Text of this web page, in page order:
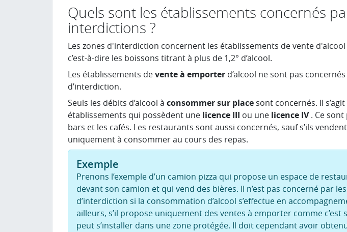
Quels sont les établissements concernés
interdictions ?
Les zones d'interdiction concernent les établissements de vente
c’est-à-dire les boissons titrant à plus de 1,2° d’alcool.
Les établissements devente à emporter d’alcool ne sont pas
d’interdiction.
Seuls les débits d’alcool à consommer sur place sont concernés. Il
établissements qui possèdent une licence III ou une licence IV . Ce
bars et les cafés. Les restaurants sont aussi concernés, sauf s’ils vendent
uniquement à consommer au cours des repas.
Exemple
Prenons l’exemple d’un camion pizza qui propose un espace de
devant son camion et qui vend des bières. Il n’est pas concerné par
d’interdiction si la consommation d’alcool s’effectue en
ailleurs, s’il propose uniquement des ventes à emporter comme c’est
peut s’installer dans une zone protégée. Il doit cependant avoir